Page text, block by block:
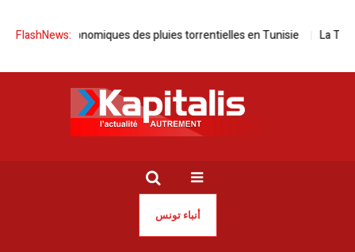
FlashNews:
économiques des pluies torrentielles en Tunisie La Tunisie
أنباء تونس